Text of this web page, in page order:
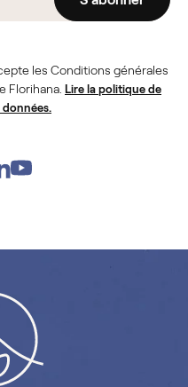
les Conditions générales
Florihana. Lire la politique de